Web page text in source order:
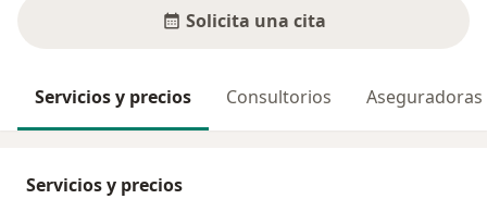
Solicita una cita
Servicios y precios Consultorios Aseguradoras
Servicios y precios